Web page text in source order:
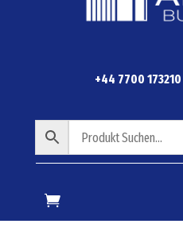
+44 7700 173210